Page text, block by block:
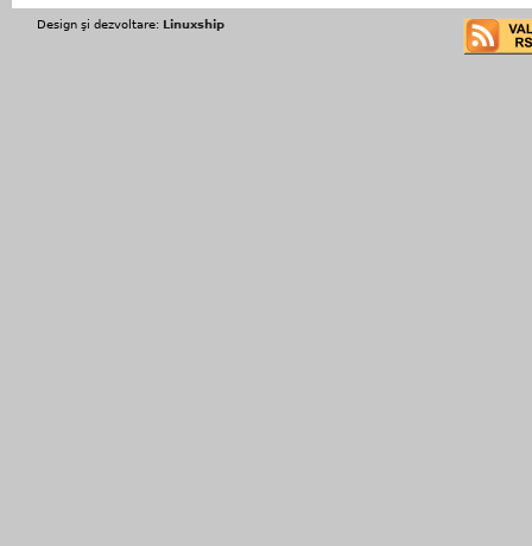
Design şi dezvoltare: Linuxship